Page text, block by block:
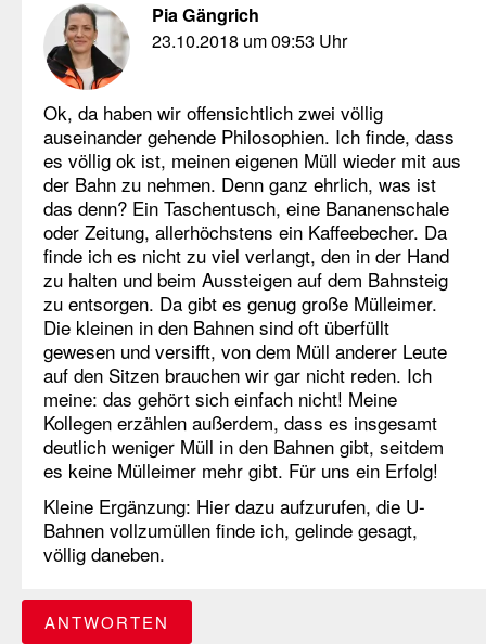
Pia Gängrich
23.10.2018 um 09:53 Uhr
Ok, da haben wir offensichtlich zwei völlig
auseinander gehende Philosophien. Ich finde, dass
es völlig ok ist, meinen eigenen Müll wieder mit aus
der Bahn zu nehmen. Denn ganz ehrlich, was ist
das denn? Ein Taschentusch, eine Bananenschale
oder Zeitung, allerhöchstens ein Kaffeebecher. Da
finde ich es nicht zu viel verlangt, den in der Hand
zu halten und beim Aussteigen auf dem Bahnsteig
zu entsorgen. Da gibt es genug große Mülleimer.
Die kleinen in den Bahnen sind oft überfüllt
gewesen und versifft, von dem Müll anderer Leute
auf den Sitzen brauchen wir gar nicht reden. Ich
meine: das gehört sich einfach nicht! Meine
Kollegen erzählen außerdem, dass es insgesamt
deutlich weniger Müll in den Bahnen gibt, seitdem
es keine Mülleimer mehr gibt. Für uns ein Erfolg!
Kleine Ergänzung: Hier dazu aufzurufen, die U-
Bahnen vollzumüllen finde ich, gelinde gesagt,
völlig daneben.
ANTWORTEN